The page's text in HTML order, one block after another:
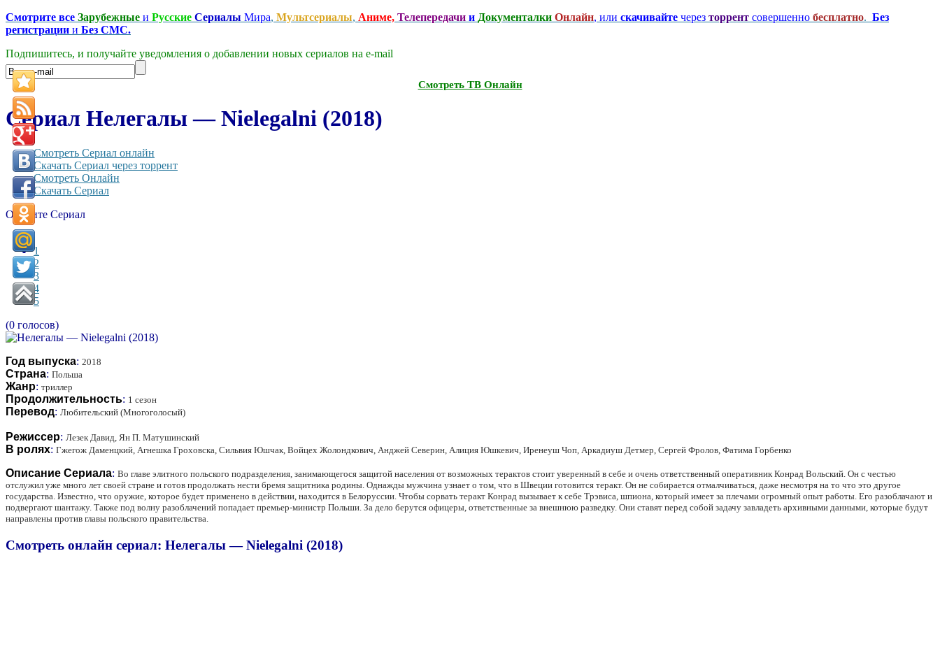
Смотрите все Зарубежные и Русские Сериалы Мира, Мультсериалы, Аниме, Телепередачи и Документалки Онлайн, или скачивайте через торрент совершенно бесплатно. Без
регистрации и Без СМС.
Подпишитесь, и получайте уведомления о добавлении новых сериалов на e-mаil
Смотреть ТВ Онлайн
Сериал Нелегалы — Nielegalni (2018)
Смотреть Сериал онлайн
Скачать Сериал через торрент
Смотреть Онлайн
Скачать Сериал
Оцените Сериал
1
2
3
4
5
(0 голосов)
Год выпуска: 2018
Страна: Польша
Жанр: триллер
Продолжительность: 1 сезон
Перевод: Любительский (Многоголосый)
Режиссер: Лезек Давид, Ян П. Матушинский
В ролях: Гжегож Даменцкий, Агнешка Гроховска, Сильвия Юшчак, Войцех Жолондкович, Анджей Северин, Алиция Юшкевич, Иренеуш Чоп, Аркадиуш Детмер, Сергей Фролов, Фатима Горбенко
Описание Сериала: Во главе элитного польского подразделения, занимающегося защитой населения от возможных терактов стоит уверенный в себе и очень ответственный оперативник Конрад Вольский. Он с честью
отслужил уже много лет своей стране и готов продолжать нести бремя защитника родины. Однажды мужчина узнает о том, что в Швеции готовится теракт. Он не собирается отмалчиваться, даже несмотря на то что это другое
государства. Известно, что оружие, которое будет применено в действии, находится в Белоруссии. Чтобы сорвать теракт Конрад вызывает к себе Трэвиса, шпиона, который имеет за плечами огромный опыт работы. Его разоблачают и
подвергают шантажу. Также под волну разоблачений попадает премьер-министр Польши. За дело берутся офицеры, ответственные за внешнюю разведку. Они ставят перед собой задачу завладеть архивными данными, которые будут
направлены против главы польского правительства.
Смотреть онлайн сериал: Нелегалы — Nielegalni (2018)